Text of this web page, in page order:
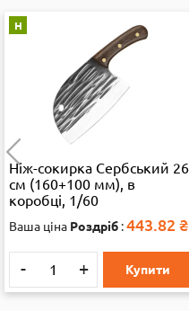
Н
Ніж з дерев'яною ручкою
King Gary M20-692 7" 25 см
(150+100 мм), бл., 1/12
Ваша ціна Роздріб :100.70 ₴
- + Купити